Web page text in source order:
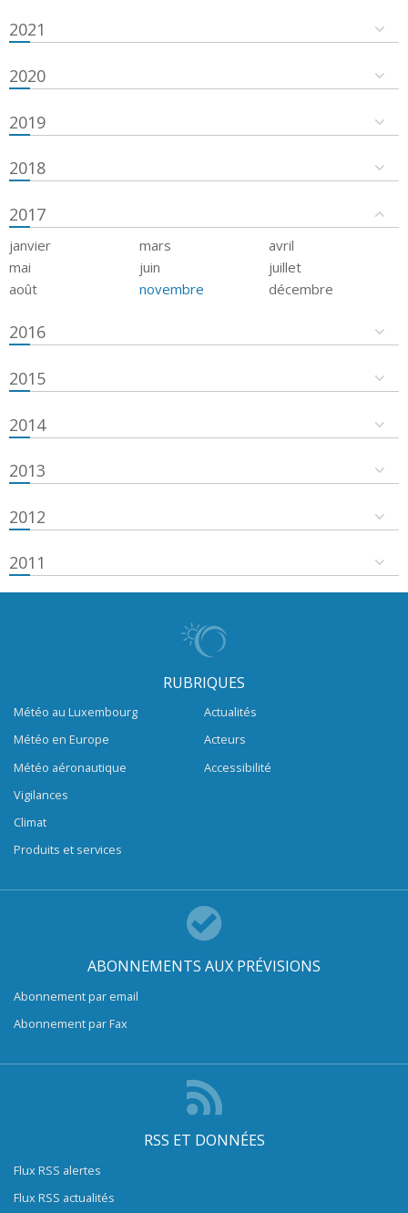
2021
2020
2019
2018
2017
janvier mars
avril
mai
juin
juillet
août
novembre décembre
2016
2015
2014
2013
2012
2011
RUBRIQUES
Météo au Luxembourg
Météo en Europe
Météo aéronautique
Vigilances
Climat
Produits et services
Actualités
Acteurs
Accessibilité
ABONNEMENTS AUX PRÉVISIONS
Abonnement par email
Abonnement par Fax
RSS ET DONNÉES
Flux RSS alertes
Flux RSS actualités